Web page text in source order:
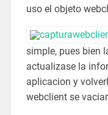
uso el objeto
simple, pues bien
actualizase la
aplicacion y
webclient se